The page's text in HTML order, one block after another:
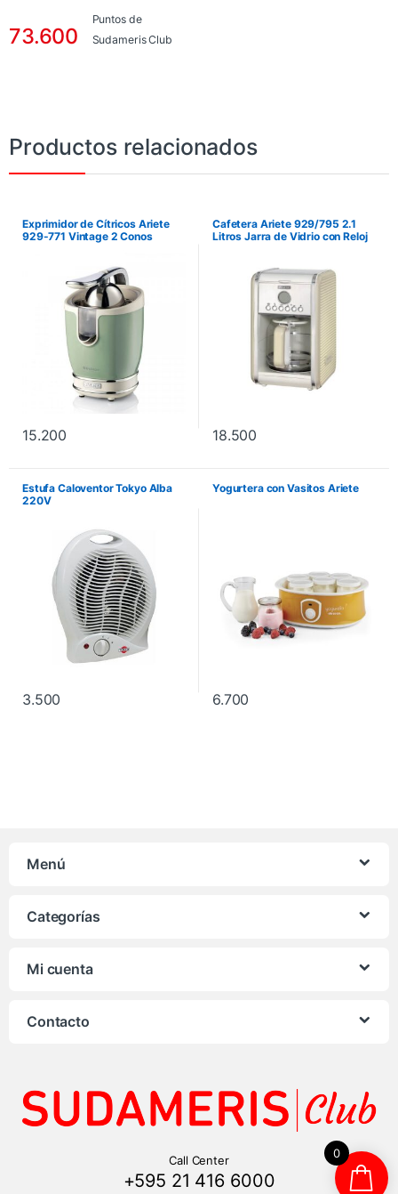
73.600
Puntos de
Sudameris Club
Productos relacionados
Exprimidor de Cítricos Ariete
929-771 Vintage 2 Conos
15.200
Cafetera Ariete 929/795 2.1
Litros Jarra de Vidrio con Reloj
18.500
Estufa Caloventor Tokyo Alba
220V
3.500
Yogurtera con Vasitos Ariete
6.700
Menú
Categorías
Mi cuenta
Contacto
Call Center
+595 21 416 6000
0